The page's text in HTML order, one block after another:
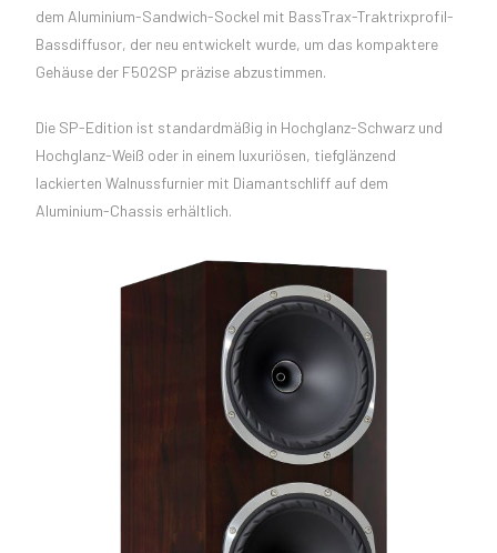
dem Aluminium-Sandwich-Sockel mit BassTrax-Traktrixprofil-
Bassdiffusor, der neu entwickelt wurde, um das kompaktere
Gehäuse der F502SP präzise abzustimmen.
Die SP-Edition ist standardmäßig in Hochglanz-Schwarz und
Hochglanz-Weiß oder in einem luxuriösen, tiefglänzend
lackierten Walnussfurnier mit Diamantschliff auf dem
Aluminium-Chassis erhältlich.